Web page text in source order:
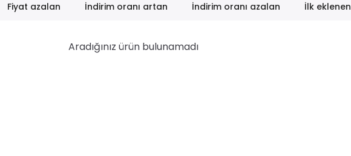
Fiyat azalan İndirim oranı artan İndirim oranı azalan İlk eklenen
Aradığınız ürün bulunamadı